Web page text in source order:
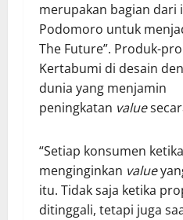
merupakan bagian dari
Podomoro untuk
The Future”. Produk-
Kertabumi di desain
dunia yang menjamin
peningkatan value
“Setiap konsumen
menginginkan value
itu. Tidak saja ketika
ditinggali, tetapi juga